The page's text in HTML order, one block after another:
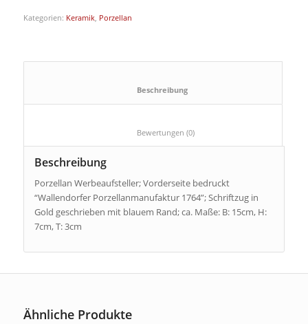
Kategorien: Keramik, Porzellan
						Beschreibung
						Bewertungen (0)
Beschreibung
Porzellan Werbeaufsteller; Vorderseite bedruckt
“Wallendorfer Porzellanmanufaktur 1764”; Schriftzug in
Gold geschrieben mit blauem Rand; ca. Maße: B: 15cm, H:
7cm, T: 3cm
Ähnliche Produkte